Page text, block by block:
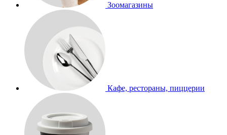
Зоомагазины
Кафе, рестораны, пиццерии